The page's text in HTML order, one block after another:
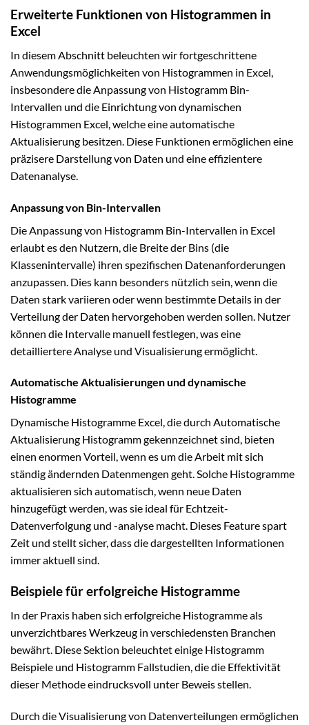
Erweiterte Funktionen von Histogrammen in
Excel
In diesem Abschnitt beleuchten wir fortgeschrittene
Anwendungsmöglichkeiten von Histogrammen in Excel,
insbesondere die Anpassung von Histogramm Bin-
Intervallen und die Einrichtung von dynamischen
Histogrammen Excel, welche eine automatische
Aktualisierung besitzen. Diese Funktionen ermöglichen eine
präzisere Darstellung von Daten und eine effizientere
Datenanalyse.
Anpassung von Bin-Intervallen
Die Anpassung von Histogramm Bin-Intervallen in Excel
erlaubt es den Nutzern, die Breite der Bins (die
Klassenintervalle) ihren spezifischen Datenanforderungen
anzupassen. Dies kann besonders nützlich sein, wenn die
Daten stark variieren oder wenn bestimmte Details in der
Verteilung der Daten hervorgehoben werden sollen. Nutzer
können die Intervalle manuell festlegen, was eine
detailliertere Analyse und Visualisierung ermöglicht.
Automatische Aktualisierungen und dynamische
Histogramme
Dynamische Histogramme Excel, die durch Automatische
Aktualisierung Histogramm gekennzeichnet sind, bieten
einen enormen Vorteil, wenn es um die Arbeit mit sich
ständig ändernden Datenmengen geht. Solche Histogramme
aktualisieren sich automatisch, wenn neue Daten
hinzugefügt werden, was sie ideal für Echtzeit-
Datenverfolgung und -analyse macht. Dieses Feature spart
Zeit und stellt sicher, dass die dargestellten Informationen
immer aktuell sind.
Beispiele für erfolgreiche Histogramme
In der Praxis haben sich erfolgreiche Histogramme als
unverzichtbares Werkzeug in verschiedensten Branchen
bewährt. Diese Sektion beleuchtet einige Histogramm
Beispiele und Histogramm Fallstudien, die die Effektivität
dieser Methode eindrucksvoll unter Beweis stellen.
Durch die Visualisierung von Datenverteilungen ermöglichen